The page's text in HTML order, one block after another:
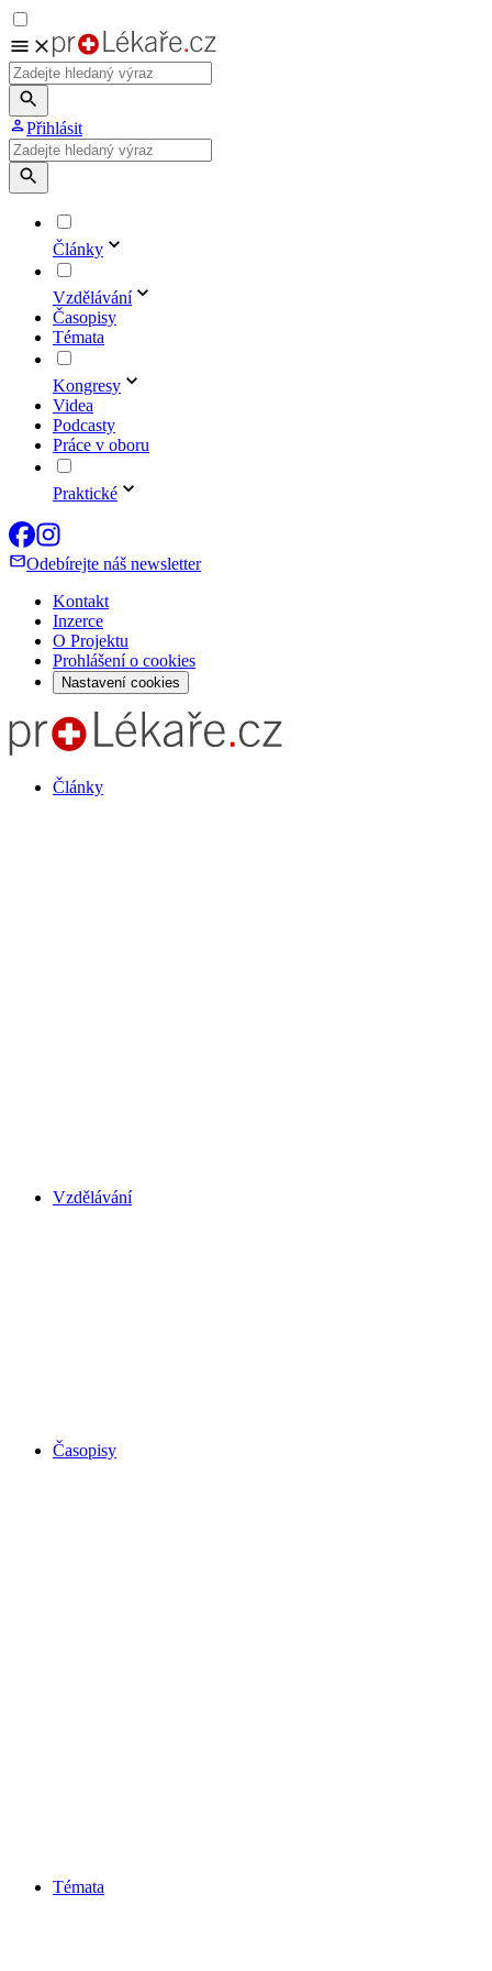
Přihlásit
Články
Vzdělávání
Časopisy
Témata
Kongresy
Videa
Podcasty
Práce v oboru
Praktické
Odebírejte náš newsletter
Kontakt
Inzerce
O Projektu
Prohlášení o cookies
Nastavení cookies
Články
Vzdělávání
Časopisy
Témata